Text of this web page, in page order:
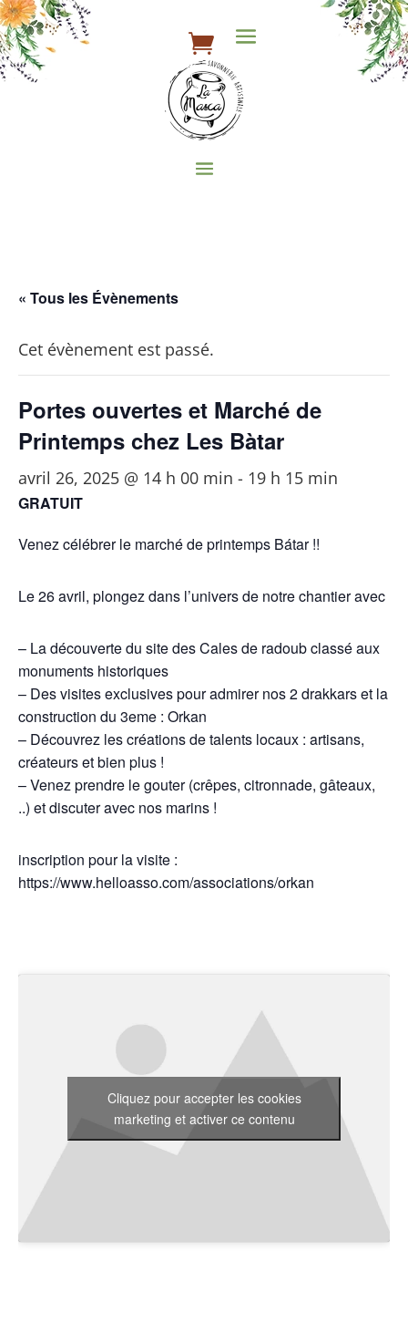
« Tous les Évènements
Cet évènement est passé.
Portes ouvertes et Marché de
Printemps chez Les Bàtar
avril 26, 2025 @ 14 h 00 min - 19 h 15 min
GRATUIT
Venez célébrer le marché de printemps Bátar !!
Le 26 avril, plongez dans l’univers de notre chantier avec
– La découverte du site des Cales de radoub classé aux
monuments historiques
– Des visites exclusives pour admirer nos 2 drakkars et la
construction du 3eme : Orkan
– Découvrez les créations de talents locaux : artisans,
créateurs et bien plus !
– Venez prendre le gouter (crêpes, citronnade, gâteaux,
..) et discuter avec nos marins !
inscription pour la visite :
https://www.helloasso.com/associations/orkan
Cliquez pour accepter les cookies
marketing et activer ce contenu